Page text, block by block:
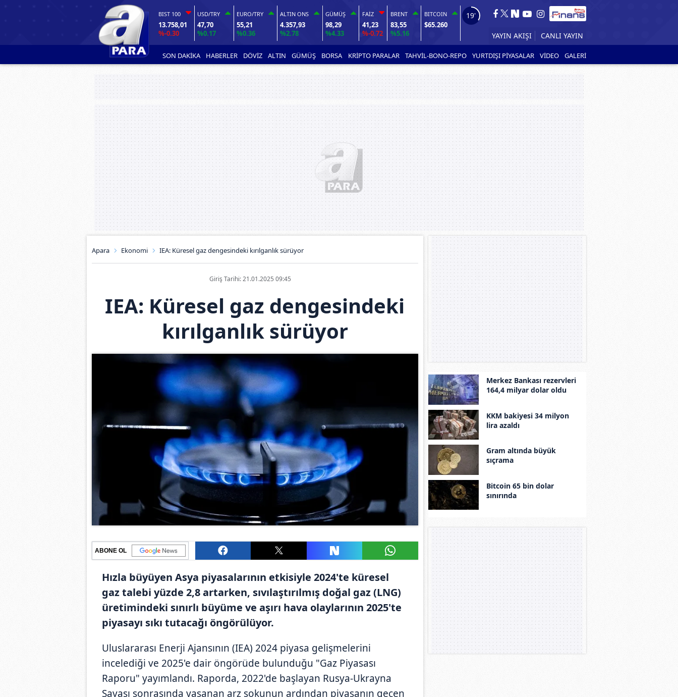
BIST 100
13.758,01
%-0.30
USD/TRY
47,70
%0.17
EURO/TRY
55,21
%0.36
ALTIN ONS
4.357,93
%2.78
GÜMÜŞ
98,29
%4.33
FAİZ
41,23
%-0.72
BRENT
83,55
%5.16
BITCOIN
$65.260
18'
YAYIN AKIŞI CANLI YAYIN
SON DAKİKA HABERLER DÖVİZ ALTIN GÜMÜŞ BORSA KRİPTO PARALAR TAHVİL-BONO-REPO YURTDIŞI PİYASALAR VİDEO GALERİ
Apara Ekonomi IEA: Küresel gaz dengesindeki kırılganlık sürüyor
Giriş Tarihi: 21.01.2025 09:45
IEA: Küresel gaz dengesindeki
kırılganlık sürüyor
ABONE OL
Hızla büyüyen Asya piyasalarının etkisiyle 2024'te küresel
gaz talebi yüzde 2,8 artarken, sıvılaştırılmış doğal gaz (LNG)
üretimindeki sınırlı büyüme ve aşırı hava olaylarının 2025'te
piyasayı sıkı tutacağı öngörülüyor.
Uluslararası Enerji Ajansının (IEA) 2024 piyasa gelişmelerini
incelediği ve 2025'e dair öngörüde bulunduğu "Gaz Piyasası
Raporu" yayımlandı. Raporda, 2022'de başlayan Rusya-Ukrayna
Savaşı sonrasında yaşanan arz şokunun ardından piyasanın geçen
Merkez Bankası rezervleri
164,4 milyar dolar oldu
KKM bakiyesi 34 milyon
lira azaldı
Gram altında büyük
sıçrama
Bitcoin 65 bin dolar
sınırında